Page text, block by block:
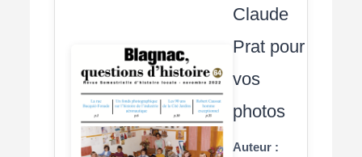
Claude
Prat pour
vos
photos
Auteur :